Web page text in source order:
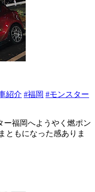
紹介 #福岡 #モンスター
ー福岡へようやく燃ポン
ともになった感ありま